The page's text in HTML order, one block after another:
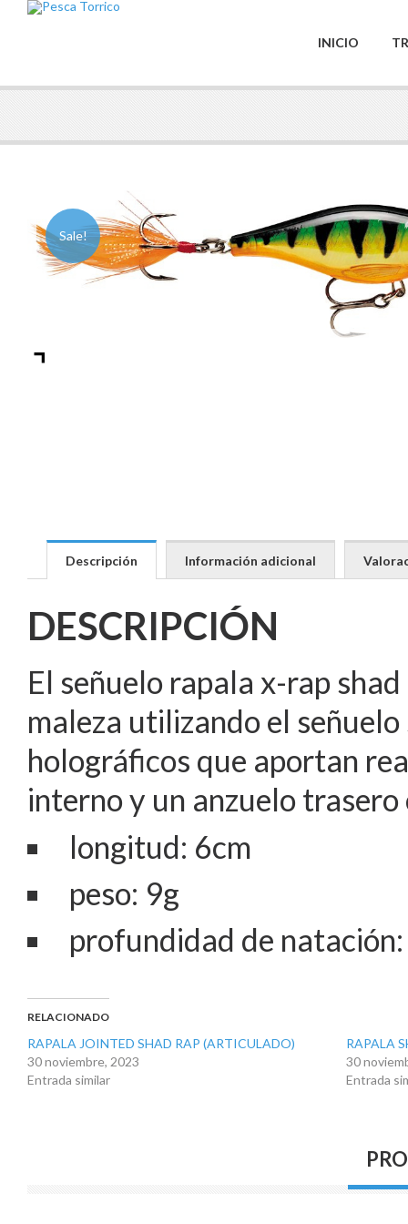
INICIO
Sale!
Descripción Información adicional
DESCRIPCIÓN
El señuelo rapala x-rap
maleza utilizando el
holográficos que aportan
interno y un anzuelo
longitud: 6cm
peso: 9g
profundidad de
RELACIONADO
RAPALA JOINTED SHAD RAP (ARTICULADO)
30 noviembre, 2023
Entrada similar
RAPALA
30
Entrada